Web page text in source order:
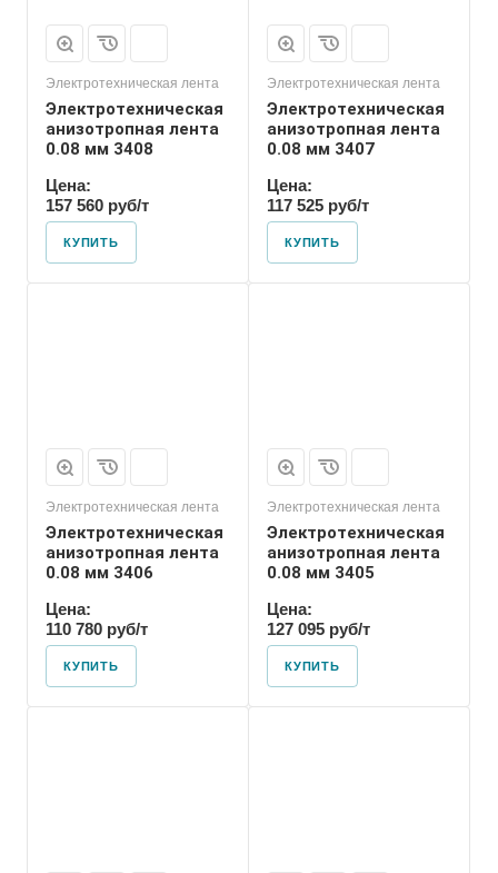
Электротехническая лента
Электротехническая
анизотропная лента
0.08 мм 3408
Цена:
157 560 руб/т
КУПИТЬ
Электротехническая лента
Электротехническая
анизотропная лента
0.08 мм 3407
Цена:
117 525 руб/т
КУПИТЬ
Электротехническая лента
Электротехническая
анизотропная лента
0.08 мм 3406
Цена:
110 780 руб/т
КУПИТЬ
Электротехническая лента
Электротехническая
анизотропная лента
0.08 мм 3405
Цена:
127 095 руб/т
КУПИТЬ